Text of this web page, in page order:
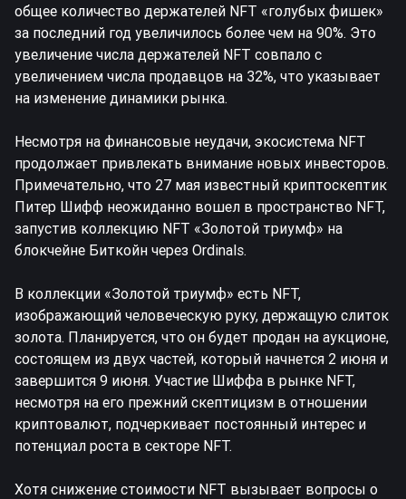
общее количество держателей NFT «голубых фишек»
за последний год увеличилось более чем на 90%. Это
увеличение числа держателей NFT совпало с
увеличением числа продавцов на 32%, что указывает
на изменение динамики рынка.
Несмотря на финансовые неудачи, экосистема NFT
продолжает привлекать внимание новых инвесторов.
Примечательно, что 27 мая известный криптоскептик
Питер Шифф неожиданно вошел в пространство NFT,
запустив коллекцию NFT «Золотой триумф» на
блокчейне Биткойн через Ordinals.
В коллекции «Золотой триумф» есть NFT,
изображающий человеческую руку, держащую слиток
золота. Планируется, что он будет продан на аукционе,
состоящем из двух частей, который начнется 2 июня и
завершится 9 июня. Участие Шиффа в рынке NFT,
несмотря на его прежний скептицизм в отношении
криптовалют, подчеркивает постоянный интерес и
потенциал роста в секторе NFT.
Хотя снижение стоимости NFT вызывает вопросы о